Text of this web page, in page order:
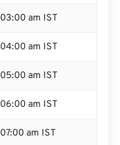
03:00 am IST
04:00 am IST
05:00 am IST
06:00 am IST
07:00 am IST